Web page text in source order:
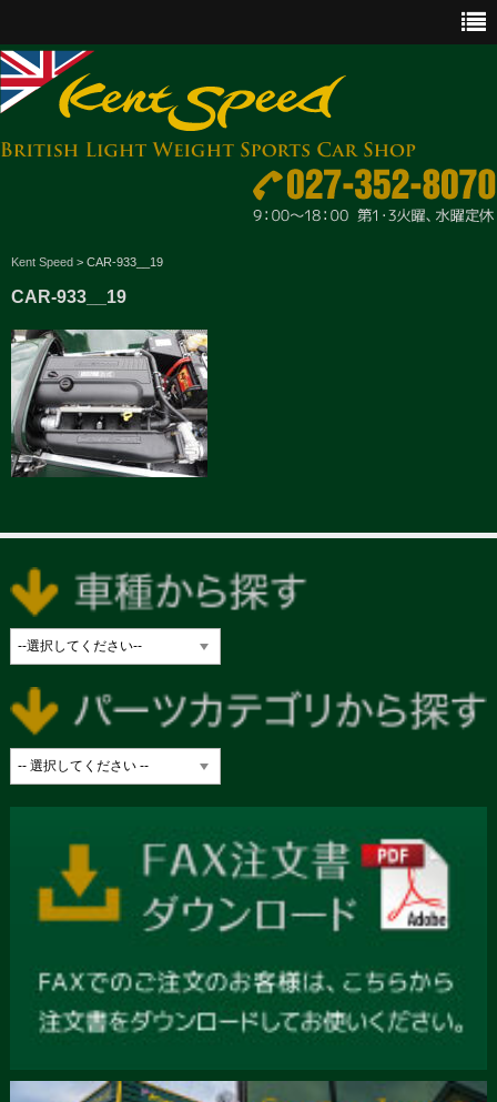
CAR SALES
PARTS
ENGINE MAINTENANCE
OTHER WORKS
GOODS & ACCESSORIES
Kent Speed > CAR-933__19
CAR-933__19